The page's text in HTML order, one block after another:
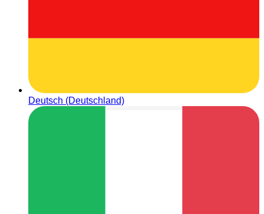
Deutsch (Deutschland)